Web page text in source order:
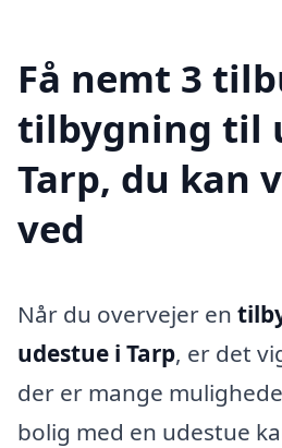
Få nemt 3
tilbygning til
Tarp, du kan
ved
Når du overvejer en
udestue i Tarp, er det
der er mange
bolig med en udestue